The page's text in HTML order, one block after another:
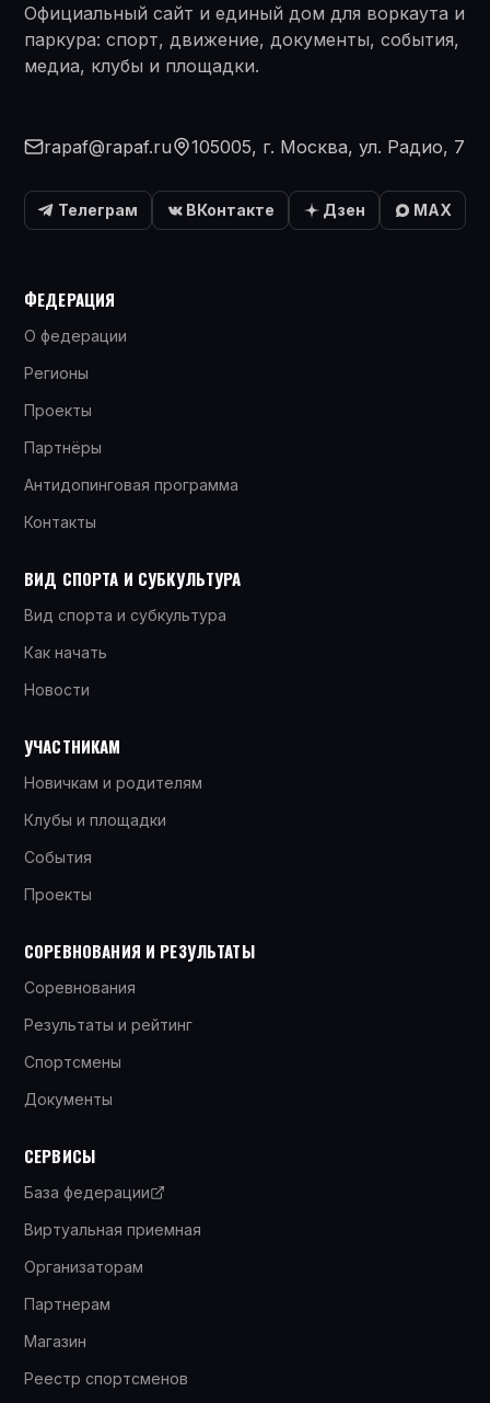
Официальный сайт и единый дом для воркаута и
паркура: спорт, движение, документы, события,
медиа, клубы и площадки.
rapaf@rapaf.ru 105005, г. Москва, ул. Радио, 7
Телеграм ВКонтакте Дзен MAX
ФЕДЕРАЦИЯ
О федерации
Регионы
Проекты
Партнёры
Антидопинговая программа
Контакты
ВИД СПОРТА И СУБКУЛЬТУРА
Вид спорта и субкультура
Как начать
Новости
УЧАСТНИКАМ
Новичкам и родителям
Клубы и площадки
События
Проекты
СОРЕВНОВАНИЯ И РЕЗУЛЬТАТЫ
Соревнования
Результаты и рейтинг
Спортсмены
Документы
СЕРВИСЫ
База федерации
Виртуальная приемная
Организаторам
Партнерам
Магазин
Реестр спортсменов